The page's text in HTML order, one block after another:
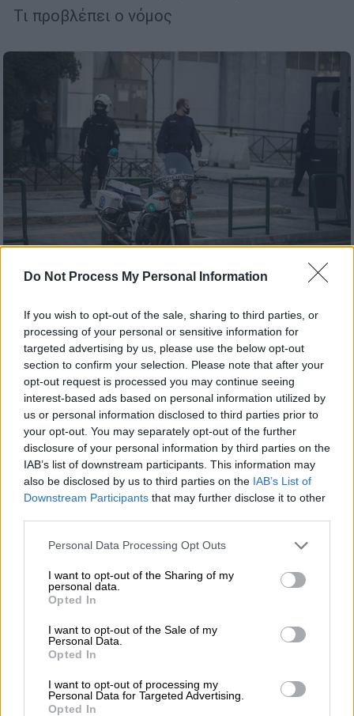
Do Not Process My Personal Information
If you wish to opt-out of the sale, sharing to third parties, or
processing of your personal or sensitive information for
targeted advertising by us, please use the below opt-out
section to confirm your selection. Please note that after your
opt-out request is processed you may continue seeing
interest-based ads based on personal information utilized by
us or personal information disclosed to third parties prior to
your opt-out. You may separately opt-out of the further
disclosure of your personal information by third parties on the
IAB’s list of downstream participants. This information may
also be disclosed by us to third parties on the IAB’s List of
Downstream Participants that may further disclose it to other
Please note that this website/app uses one or more Google
not limited to your visit or usage behaviour. You may click to
grant or deny consent to Google and its third-party tags to
use your data for below specified purposes in below Google
consent section.
Personal Data Processing Opt Outs
I want to opt-out of the Sharing of my
personal data.
Opted In
I want to opt-out of the Sale of my
Personal Data.
Opted In
I want to opt-out of processing my
Personal Data for Targeted Advertising.
Opted In
Τι προβλέπει ο νόμος
Ελλάδα 23.03.2023 12:49
Κακουργηματική δίωξη στους τέσσερις
συλληφθέντες για την επίθεση με
μαχαίρι στο Εφετείο - Οι βαριές
κατηγορίες
Κατηγορούνται, μεταξύ άλλων, για απόπειρα
ανθρωποκτονίας